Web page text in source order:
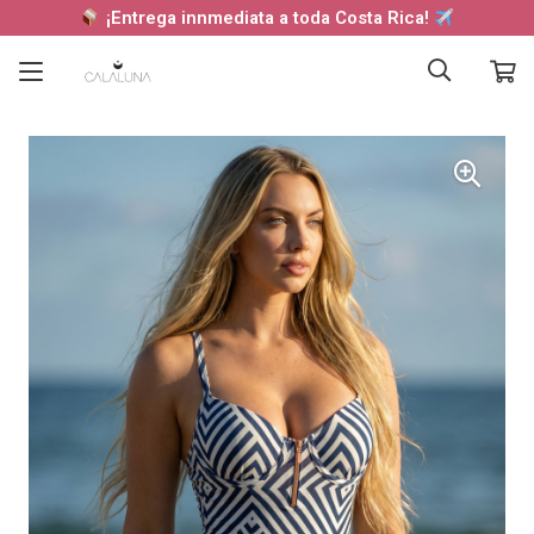
¡Entrega innmediata a toda Costa Rica!